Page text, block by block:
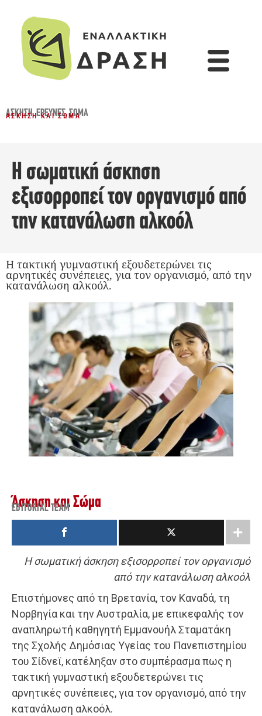
ΆΣΚΗΣΗ,ΈΡΕΥΝΕΣ,ΣΏΜΑ
ΆΣΚΗΣΗ ΚΑΙ ΣΏΜΑ
Η σωματική άσκηση
εξισορροπεί τον οργανισμό από
την κατανάλωση αλκοόλ
Η τακτική γυμναστική εξουδετερώνει τις
αρνητικές συνέπειες, για τον οργανισμό, από την
κατανάλωση αλκοόλ.
Άσκηση και Σώμα
EDITORIAL TEAM
Η σωματική άσκηση εξισορροπεί τον οργανισμό
από την κατανάλωση αλκοόλ
Επιστήμονες από τη Βρετανία, τον Καναδά, τη
Νορβηγία και την Αυστραλία, με επικεφαλής τον
αναπληρωτή καθηγητή Εμμανουήλ Σταματάκη
της Σχολής Δημόσιας Υγείας του Πανεπιστημίου
του Σίδνεϊ, κατέληξαν στο συμπέρασμα πως η
τακτική γυμναστική εξουδετερώνει τις
αρνητικές συνέπειες, για τον οργανισμό, από την
κατανάλωση αλκοόλ.